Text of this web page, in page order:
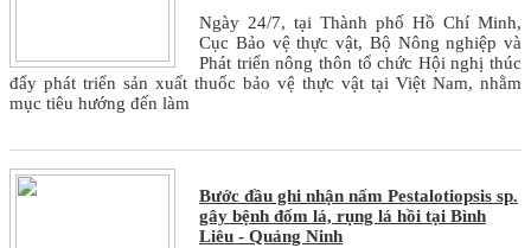
Ngày 24/7, tại Thành phố Hồ Chí Minh,
Cục Bảo vệ thực vật, Bộ Nông nghiệp và
Phát triển nông thôn tổ chức Hội nghị thúc
đẩy phát triển sản xuất thuốc bảo vệ thực vật tại Việt Nam, nhằm
mục tiêu hướng đến làm
Bước đầu ghi nhận nấm Pestalotiopsis sp.
gây bệnh đốm lá, rụng lá hồi tại Bình
Liêu - Quảng Ninh